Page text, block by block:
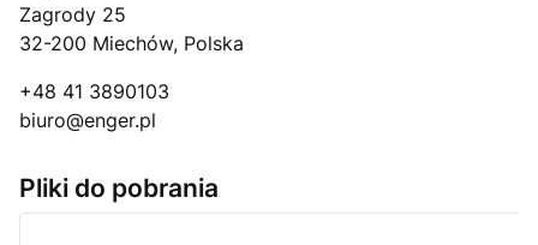
Zagrody 25
32-200 Miechów, Polska
+48 41 3890103
biuro@enger.pl
Pliki do pobrania